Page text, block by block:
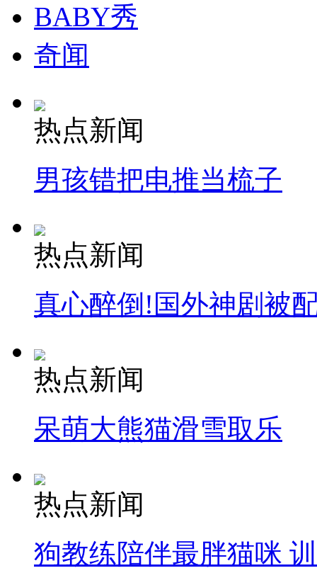
BABY秀
奇闻
热点新闻
男孩错把电推当梳子
热点新闻
真心醉倒!国外神剧被
热点新闻
呆萌大熊猫滑雪取乐
热点新闻
狗教练陪伴最胖猫咪